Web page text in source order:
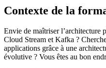
Contexte de la
Envie de maîtriser l’architecture
Cloud Stream et Kafka ?
applications grâce à une
évolutive ? Vous êtes au bon